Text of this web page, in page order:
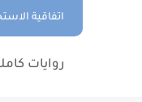
اتفاقية
روايات